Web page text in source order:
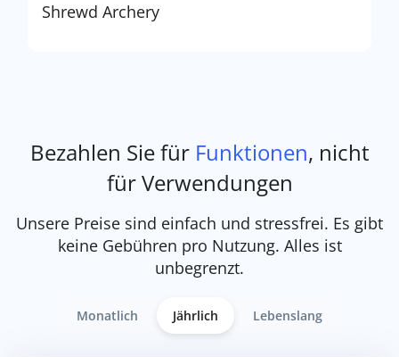
Shrewd Archery
Bezahlen Sie für Funktionen, nicht
für Verwendungen
Unsere Preise sind einfach und stressfrei. Es gibt
keine Gebühren pro Nutzung. Alles ist
unbegrenzt.
Monatlich Jährlich Lebenslang